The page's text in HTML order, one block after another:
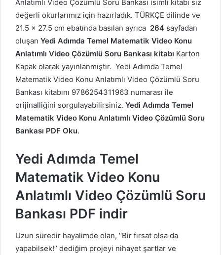
Anlatımlı Video Çözümlü Soru Bankası isimli kitabı siz
değerli okurlarımız için hazırladık. TÜRKÇE dilinde ve
21.5 x 27.5 cm ebatında basılan ayrıca 264 sayfadan
oluşan Yedi Adımda Temel Matematik Video Konu
Anlatımlı Video Çözümlü Soru Bankası kitabı Karton
Kapak olarak yayınlanmıştır. Yedi Adımda Temel
Matematik Video Konu Anlatımlı Video Çözümlü Soru
Bankası kitabını 9786254311963 numarası ile
orijinalliğini sorgulayabilirsiniz. Yedi Adımda Temel
Matematik Video Konu Anlatımlı Video Çözümlü Soru
Bankası PDF Oku.
Yedi Adımda Temel
Matematik Video Konu
Anlatımlı Video Çözümlü Soru
Bankası PDF indir
Uzun süredir hayalimde olan, ‘‘Bir fırsat olsa da
yapabilsek!’’ dediğim projeyi nihayet şartlar ve